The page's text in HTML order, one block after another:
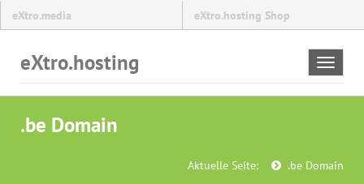
eXtro.media eXtro.hosting Shop
Toggle
eXtro.hosting
.be Domain
Aktuelle Seite: .be Domain